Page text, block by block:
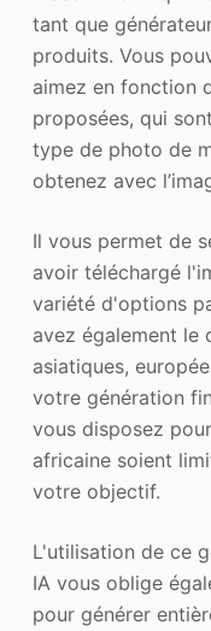
tant que
produits. Vous
aimez en fonction
proposées, qui
type de photo de
obtenez avec
Il vous permet de
avoir téléchargé
variété d'options
avez également le
asiatiques,
votre génération
vous disposez
africaine soient
votre objectif.
L'utilisation de ce
IA vous oblige
pour générer